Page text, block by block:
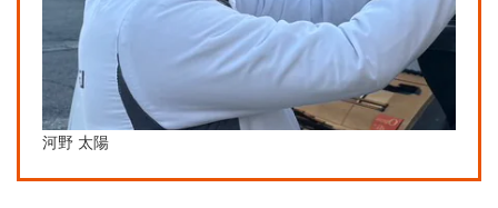
河野 太陽